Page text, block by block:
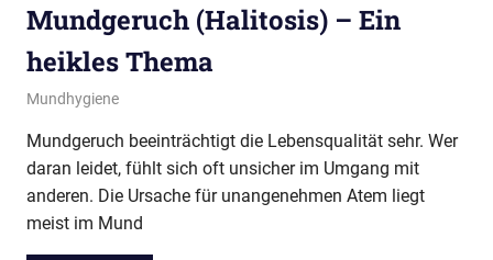
Mundgeruch (Halitosis) – Ein
heikles Thema
15. Oktober 2013
conamed
Mundhygiene
Mundgeruch beeinträchtigt die Lebensqualität sehr. Wer
daran leidet, fühlt sich oft unsicher im Umgang mit
anderen. Die Ursache für unangenehmen Atem liegt
meist im Mund